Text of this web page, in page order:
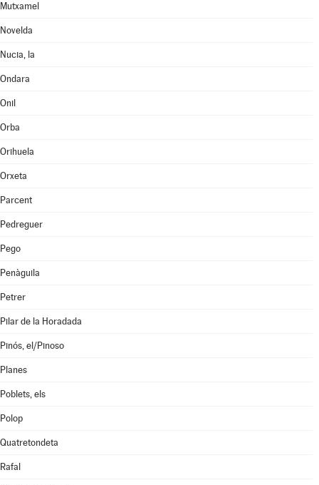
Mutxamel
Novelda
Nucia, la
Ondara
Onil
Orba
Orihuela
Orxeta
Parcent
Pedreguer
Pego
Penàguila
Petrer
Pilar de la Horadada
Pinós, el/Pinoso
Planes
Poblets, els
Polop
Quatretondeta
Rafal